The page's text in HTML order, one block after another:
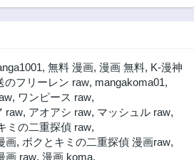
, 無料 漫画, 漫画 無料, K-漫神
のフリーレン raw, mangakoma01,
, ワンピース raw,
raw, アオアシ raw, マッシュル raw,
ミの二重探偵 raw,
画, ボクとキミの二重探偵 漫画raw,
画 raw, 漫画 koma,